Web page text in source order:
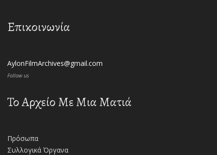
Επικοινωνία
AylonFilmArchives@gmail.com
Follow us
Το Αρχείο Με Μια Ματιά
Πρόσωπα
Συλλογικά Όργανα